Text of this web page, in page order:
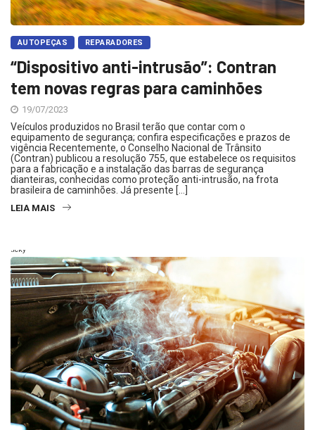
AUTOPEÇAS REPARADORES
“Dispositivo anti-intrusão”: Contran
tem novas regras para caminhões
19/07/2023
Veículos produzidos no Brasil terão que contar com o
equipamento de segurança; confira especificações e prazos de
vigência Recentemente, o Conselho Nacional de Trânsito
(Contran) publicou a resolução 755, que estabelece os requisitos
para a fabricação e a instalação das barras de segurança
dianteiras, conhecidas como proteção anti-intrusão, na frota
brasileira de caminhões. Já presente […]
LEIA MAIS
Sticky